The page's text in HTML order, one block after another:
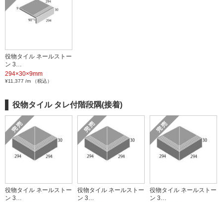
役物タイル ネールストー
ン 3…
294×30×9mm
¥11,377 /m （税込）
役物タイル タレ付階段隅(接着)
役物タイル ネールストー
ン 3…
役物タイル ネールストー
ン 3…
役物タイル ネールストー
ン 3…